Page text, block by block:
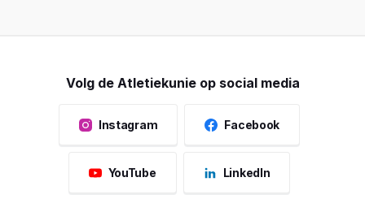
Volg de Atletiekunie op social media
Instagram Facebook
YouTube LinkedIn